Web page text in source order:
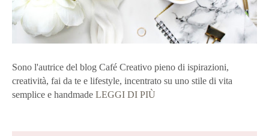
Sono l'autrice del blog Café Creativo pieno di ispirazioni,
creatività, fai da te e lifestyle, incentrato su uno stile di vita
semplice e handmade LEGGI DI PIÙ